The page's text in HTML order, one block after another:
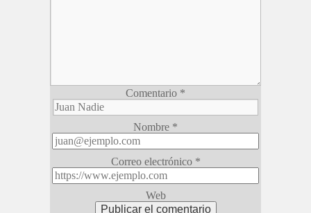
Comentario *
Nombre *
Correo electrónico *
Web